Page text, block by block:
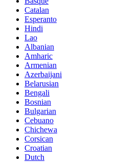
Catalan
Esperanto
Hindi
Lao
Albanian
Amharic
Armenian
Azerbaijani
Belarusian
Bengali
Bosnian
Bulgarian
Cebuano
Chichewa
Corsican
Croatian
Dutch